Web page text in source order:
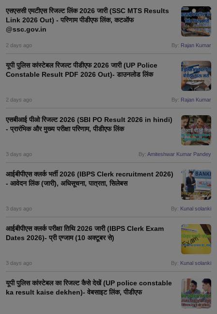
एसएससी एमटीएस रिजल्ट लिंक 2026 जारी (SSC MTS Results
Link 2026 Out) - परिणाम पीडीएफ लिंक, कटऑफ
@ssc.gov.in
2 days ago By: Rajan Kumar
यूपी पुलिस कांस्टेबल रिजल्ट पीडीएफ 2026 जारी (UP Police
Constable Result PDF 2026 Out)- डाउनलोड लिंक
2 days ago By: Rajan Kumar
एसबीआई पीओ रिजल्ट 2026 (SBI PO Result 2026 in hindi)
- प्रारंभिक और मुख्य परीक्षा परिणाम, पीडीएफ लिंक
3 days ago By: Amiteshwar Kumar Pandey
आईबीपीएस क्लर्क भर्ती 2026 (IBPS Clerk recruitment 2026)
- आवेदन लिंक (जारी), अधिसूचना, पात्रता, सिलेबस
3 days ago By: Kunal solanki
आईबीपीएस क्लर्क परीक्षा तिथि 2026 जारी (IBPS Clerk Exam
Dates 2026)- प्री एग्जाम (10 अक्टूबर से)
3 days ago By: Kunal solanki
यूपी पुलिस कांस्टेबल का रिजल्ट कैसे देखें (UP police constable
ka result kaise dekhen)- वेबसाइट लिंक, पीडीएफ